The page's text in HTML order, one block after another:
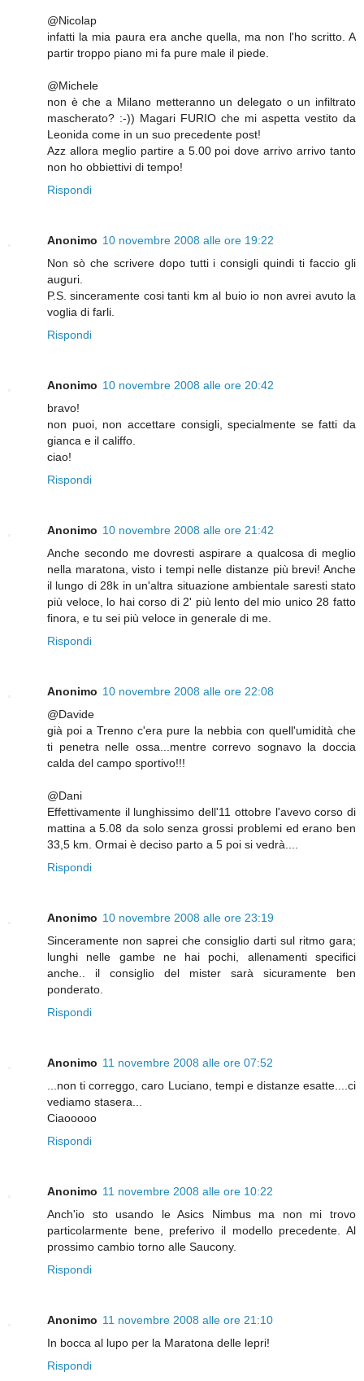
@Nicolap
infatti la mia paura era anche quella, ma non l'ho scritto. A
partir troppo piano mi fa pure male il piede.
@Michele
non è che a Milano metteranno un delegato o un infiltrato
mascherato? :-)) Magari FURIO che mi aspetta vestito da
Leonida come in un suo precedente post!
Azz allora meglio partire a 5.00 poi dove arrivo arrivo tanto
non ho obbiettivi di tempo!
Rispondi
Anonimo 10 novembre 2008 alle ore 19:22
Non sò che scrivere dopo tutti i consigli quindi ti faccio gli
auguri.
P.S. sinceramente cosi tanti km al buio io non avrei avuto la
voglia di farli.
Rispondi
Anonimo 10 novembre 2008 alle ore 20:42
bravo!
non puoi, non accettare consigli, specialmente se fatti da
gianca e il califfo.
ciao!
Rispondi
Anonimo 10 novembre 2008 alle ore 21:42
Anche secondo me dovresti aspirare a qualcosa di meglio
nella maratona, visto i tempi nelle distanze più brevi! Anche
il lungo di 28k in un'altra situazione ambientale saresti stato
più veloce, lo hai corso di 2' più lento del mio unico 28 fatto
finora, e tu sei più veloce in generale di me.
Rispondi
Anonimo 10 novembre 2008 alle ore 22:08
@Davide
già poi a Trenno c'era pure la nebbia con quell'umidità che
ti penetra nelle ossa...mentre correvo sognavo la doccia
calda del campo sportivo!!!
@Dani
Effettivamente il lunghissimo dell'11 ottobre l'avevo corso di
mattina a 5.08 da solo senza grossi problemi ed erano ben
33,5 km. Ormai è deciso parto a 5 poi si vedrà....
Rispondi
Anonimo 10 novembre 2008 alle ore 23:19
Sinceramente non saprei che consiglio darti sul ritmo gara;
lunghi nelle gambe ne hai pochi, allenamenti specifici
anche.. il consiglio del mister sarà sicuramente ben
ponderato.
Rispondi
Anonimo 11 novembre 2008 alle ore 07:52
...non ti correggo, caro Luciano, tempi e distanze esatte....ci
vediamo stasera...
Ciaooooo
Rispondi
Anonimo 11 novembre 2008 alle ore 10:22
Anch'io sto usando le Asics Nimbus ma non mi trovo
particolarmente bene, preferivo il modello precedente. Al
prossimo cambio torno alle Saucony.
Rispondi
Anonimo 11 novembre 2008 alle ore 21:10
In bocca al lupo per la Maratona delle lepri!
Rispondi